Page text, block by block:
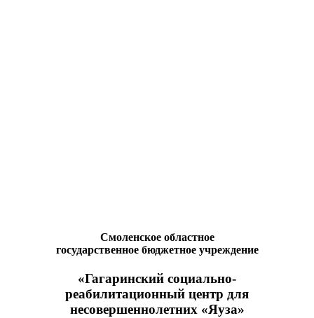
Смоленское областное
государственное бюджетное учреждение
«Гагаринский социально-
реабилитационный центр для
несовершеннолетних «Яуза»